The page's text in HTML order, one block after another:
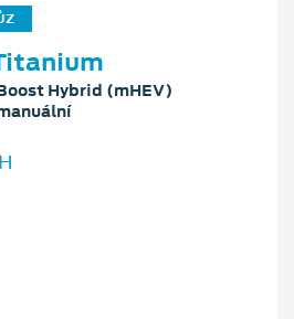
Hybrid (mHEV)